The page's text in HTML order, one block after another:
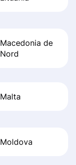
Macedonia de
Nord
Malta
Moldova